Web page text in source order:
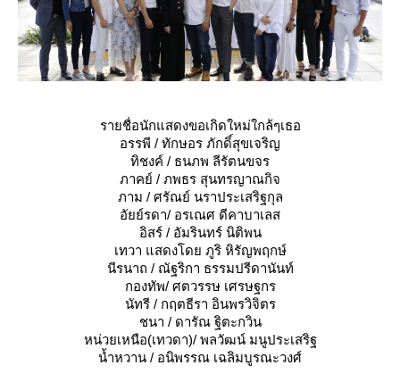
รายชื่อนักแสดงขอเกิดใหม่ใกล้ๆเธอ
อรรพี / ทักษอร ภักดิ์สุขเจริญ
ทิชงค์ / ธนภพ ลีรัตนขจร
ภาคย์ / ภพธร สุนทรญาณกิจ
ภาม / ศรัณย์ นราประเสริฐกุล
อัยย์รดา/ อรเณศ ดีคาบาเลส
อิสร์ / อัมรินทร์ นิติพน
เทวา แสดงโดย ภูริ หิรัญพฤกษ์
นีรนาถ / ณัฐริกา ธรรมปรีดานันท์
กองทัพ/ ศตวรรษ เศรษฐกร
นัทรี / กฤตธีรา อินพรวิจิตร
ชนา / ดารัณ ฐิตะกวิน
หน่วยเหนือ(เทวดา)/ พลวัฒน์ มนูประเสริฐ
น้ำหวาน / อนิพรรณ เฉลิมบูรณะวงศ์